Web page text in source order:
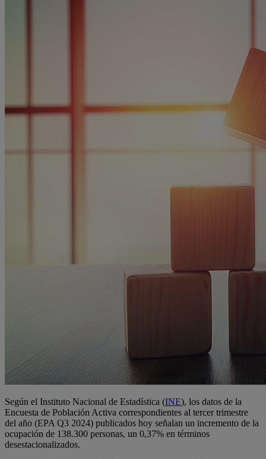
Según el Instituto Nacional de Estadística (INE), los datos de la
Encuesta de Población Activa correspondientes al tercer trimestre
del año (EPA Q3 2024) publicados hoy señalan un incremento de la
ocupación de 138.300 personas, un 0,37% en términos
desestacionalizados.